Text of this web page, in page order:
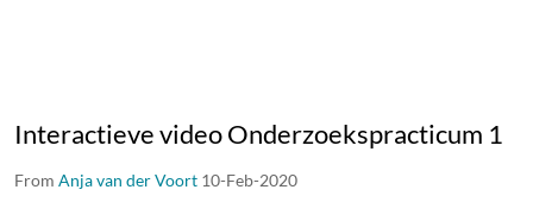
Interactieve video Onderzoekspracticum 1
From Anja van der Voort 10-Feb-2020